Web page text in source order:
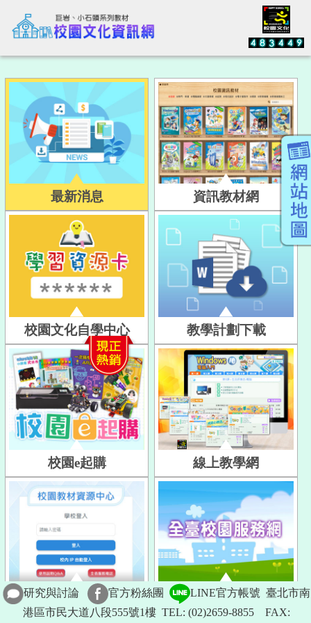
最新消息 資訊教材網
校園文化自學中心 教學計劃下載
校園e起購 線上教學網
教材資源中心 全臺服務網
研究與討論 官方粉絲團 LINE官方帳號 臺北市南
港區市民大道八段555號1樓 TEL: (02)2659-8855 FAX: